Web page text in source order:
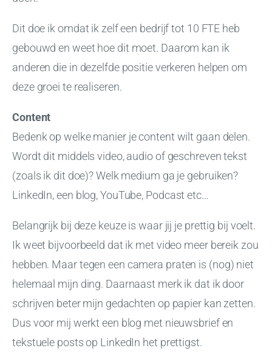
Dit doe ik omdat ik zelf een bedrijf tot 10 FTE heb
gebouwd en weet hoe dit moet. Daarom kan ik
anderen die in dezelfde positie verkeren helpen om
deze groei te realiseren.
Content
Bedenk op welke manier je content wilt gaan delen.
Wordt dit middels video, audio of geschreven tekst
(zoals ik dit doe)? Welk medium ga je gebruiken?
LinkedIn, een blog, YouTube, Podcast etc…
Belangrijk bij deze keuze is waar jij je prettig bij voelt.
Ik weet bijvoorbeeld dat ik met video meer bereik zou
hebben. Maar tegen een camera praten is (nog) niet
helemaal mijn ding. Daarnaast merk ik dat ik door
schrijven beter mijn gedachten op papier kan zetten.
Dus voor mij werkt een blog met nieuwsbrief en
tekstuele posts op LinkedIn het prettigst.